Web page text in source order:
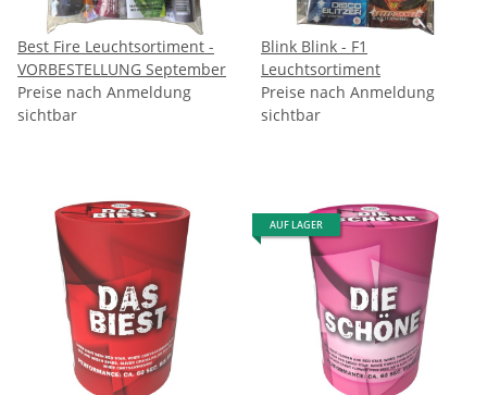
Best Fire Leuchtsortiment -
VORBESTELLUNG September
Preise nach Anmeldung
sichtbar
Blink Blink - F1
Leuchtsortiment
Preise nach Anmeldung
sichtbar
AUF LAGER